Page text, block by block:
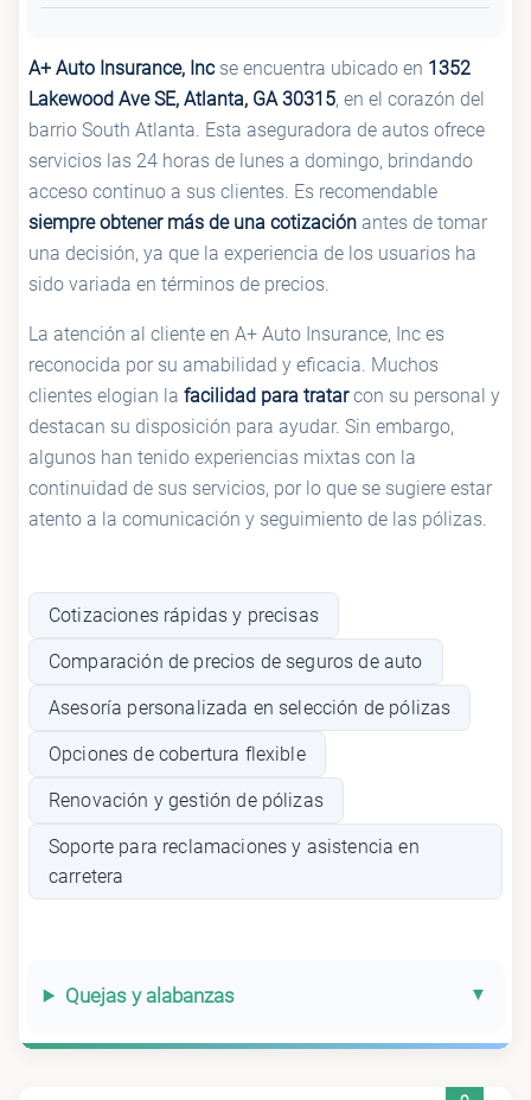
A+ Auto Insurance, Incse encuentra ubicado en 1352
Lakewood Ave SE, Atlanta, GA 30315, en el corazón del
barrio South Atlanta. Esta aseguradora de autos ofrece
servicios las 24 horas de lunes a domingo, brindando
acceso continuo a sus clientes. Es recomendable
siempre obtener más de una cotización antes de tomar
una decisión, ya que la experiencia de los usuarios ha
sido variada en términos de precios.
La atención al cliente en A+ Auto Insurance, Inc es
reconocida por su amabilidad y eficacia. Muchos
clientes elogian la facilidad para tratarcon su personal y
destacan su disposición para ayudar. Sin embargo,
algunos han tenido experiencias mixtas con la
continuidad de sus servicios, por lo que se sugiere estar
atento a la comunicación y seguimiento de las pólizas.
Cotizaciones rápidas y precisas
Comparación de precios de seguros de auto
Asesoría personalizada en selección de pólizas
Opciones de cobertura flexible
Renovación y gestión de pólizas
Soporte para reclamaciones y asistencia en
carretera
Quejas y alabanzas